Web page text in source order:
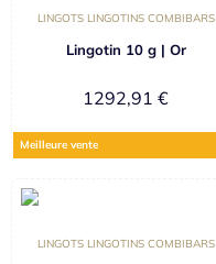
LINGOTS LINGOTINS COMBIBARS
Lingotin 10 g | Or
1292,91 €
Meilleure vente
LINGOTS LINGOTINS COMBIBARS